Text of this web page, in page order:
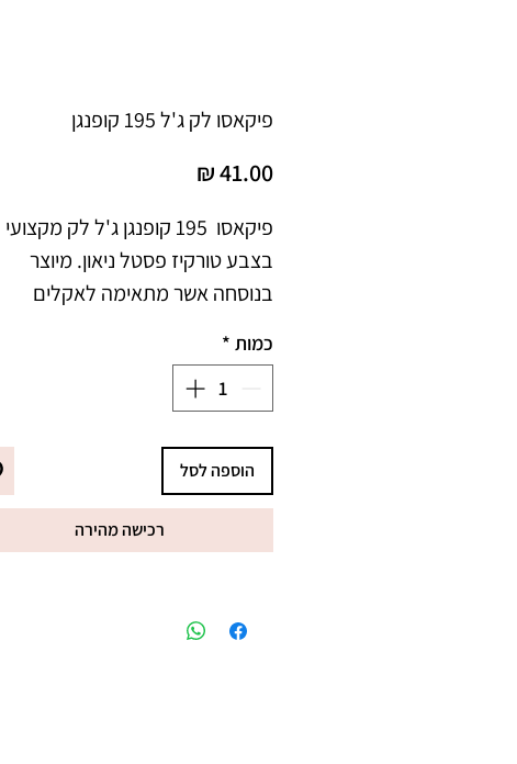
פיקאסו לק ג'ל 195 קופנגן
מיוחדים, למריחת הג'ל לק בצורה
כמות *
הוספה לסל
רכישה מהירה